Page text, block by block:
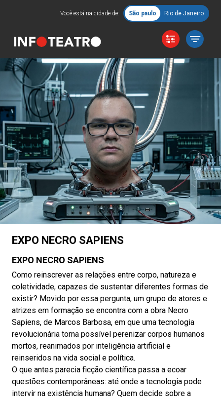
Você está na cidade de: São paulo Rio de Janeiro
EXPO NECRO SAPIENS
EXPO NECRO SAPIENS
Como reinscrever as relações entre corpo, natureza e
coletividade, capazes de sustentar diferentes formas de
existir? Movido por essa pergunta, um grupo de atores e
atrizes em formação se encontra com a obra Necro
Sapiens, de Marcos Barbosa, em que uma tecnologia
revolucionária torna possível perenizar corpos humanos
mortos, reanimados por inteligência artificial e
reinseridos na vida social e política.
O que antes parecia ficção científica passa a ecoar
questões contemporâneas: até onde a tecnologia pode
intervir na existência humana? Quem decide sobre a